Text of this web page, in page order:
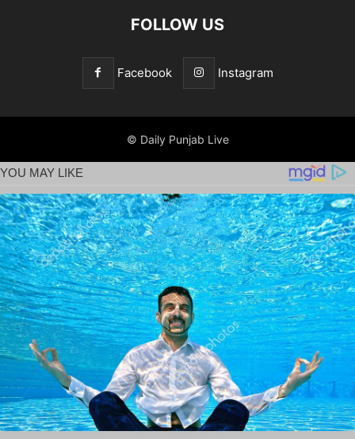
FOLLOW US
Facebook Instagram
© Daily Punjab Live